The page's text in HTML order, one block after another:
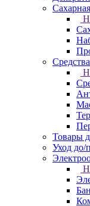
Товары
Уход до/